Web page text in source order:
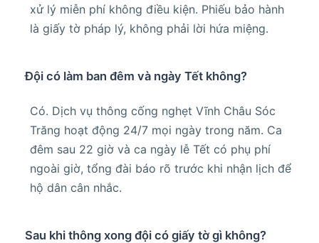
xử lý miễn phí không điều kiện. Phiếu bảo hành
là giấy tờ pháp lý, không phải lời hứa miệng.
Đội có làm ban đêm và ngày Tết không?
Có. Dịch vụ thông cống nghẹt Vĩnh Châu Sóc
Trăng hoạt động 24/7 mọi ngày trong năm. Ca
đêm sau 22 giờ và ca ngày lễ Tết có phụ phí
ngoài giờ, tổng đài báo rõ trước khi nhận lịch để
hộ dân cân nhắc.
Sau khi thông xong đội có giấy tờ gì không?